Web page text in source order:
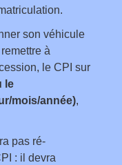
son véhicule
à
le CPI sur
le
mois/année),
pas ré-
: il devra